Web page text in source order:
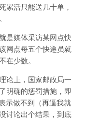
累活只能送几十单，
是媒体采访某网点快
网点每五个快递员就
在少数。
论上，国家邮政局一
明确的惩罚措施，即
示做不到（再逼我就
讨论出个结果，到底